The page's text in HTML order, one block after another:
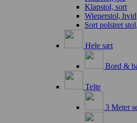
Klapstol, sort
Wienerstol, hvid
Sort polstret
Hele sæt
Bord &
Telte
3 Meter